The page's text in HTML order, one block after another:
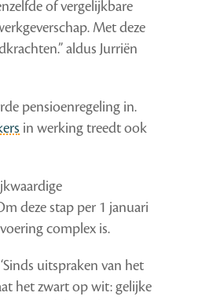
of vergelijkbare
Met deze
aldus Jurriën
pensioenregeling in.
in werking treedt ook
deze stap per 1 januari
complex is.
uitspraken van het
het zwart op wit: gelijke